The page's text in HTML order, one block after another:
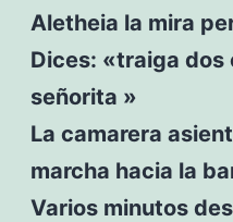
Aletheia la mira
Dices: «traiga dos
señorita »
La camarera
marcha hacia la
Varios minutos